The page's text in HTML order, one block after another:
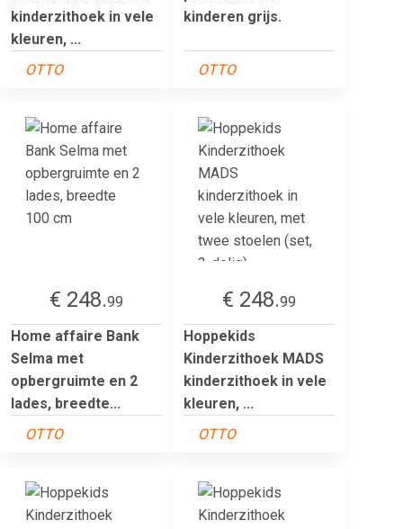
kinderzithoek in vele
kleuren, ...
OTTO
kinderen grijs.
OTTO
€ 248.99
Home affaire Bank
Selma met
opbergruimte en 2
lades, breedte...
OTTO
€ 248.99
Hoppekids
Kinderzithoek MADS
kinderzithoek in vele
kleuren, ...
OTTO